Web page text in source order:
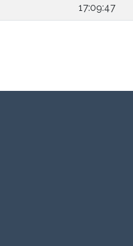
17:09:47